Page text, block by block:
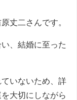
丈二さんです。
、結婚に至った
いないため、詳
大切にしながら